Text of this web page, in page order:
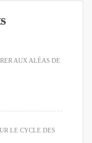
AUX ALÉAS DE
LE CYCLE DES